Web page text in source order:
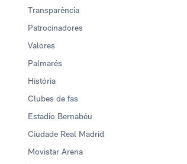
Transparência
Patrocinadores
Valores
Palmarés
História
Clubes de fas
Estadio Bernabéu
Ciudade Real Madrid
Movistar Arena